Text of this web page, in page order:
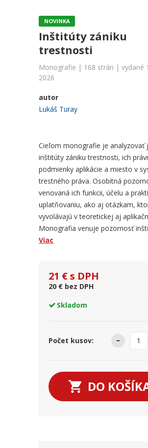
NOVINKA
Inštitúty zániku
trestnosti
Monografie | 168 strán | vydané
2026
autor
Lukáš Turay
Cieľom monografie je analyzovať
inštitúty zániku trestnosti, ich
podmienky aplikácie a miesto v
trestného práva. Osobitná
venovaná ich funkcii, účelu a
uplatňovaniu, ako aj otázkam,
vyvolávajú v teoretickej aj
Monografia venuje pozornosť
Viac
21 € s DPH
20 € bez DPH
Skladom
Počet kusov:
DO